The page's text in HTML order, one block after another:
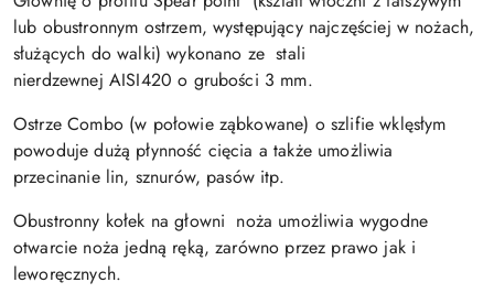
lub obustronnym ostrzem, występujący najczęściej w nożach,
służących do walki) wykonano ze stali
nierdzewnej AISI420 o grubości 3 mm.
Ostrze Combo (w połowie ząbkowane) o szlifie wklęsłym
powoduje dużą płynność cięcia a także umożliwia
przecinanie lin, sznurów, pasów itp.
Obustronny kołek na głowni noża umożliwia wygodne
otwarcie noża jedną ręką, zarówno przez prawo jak i
leworęcznych.